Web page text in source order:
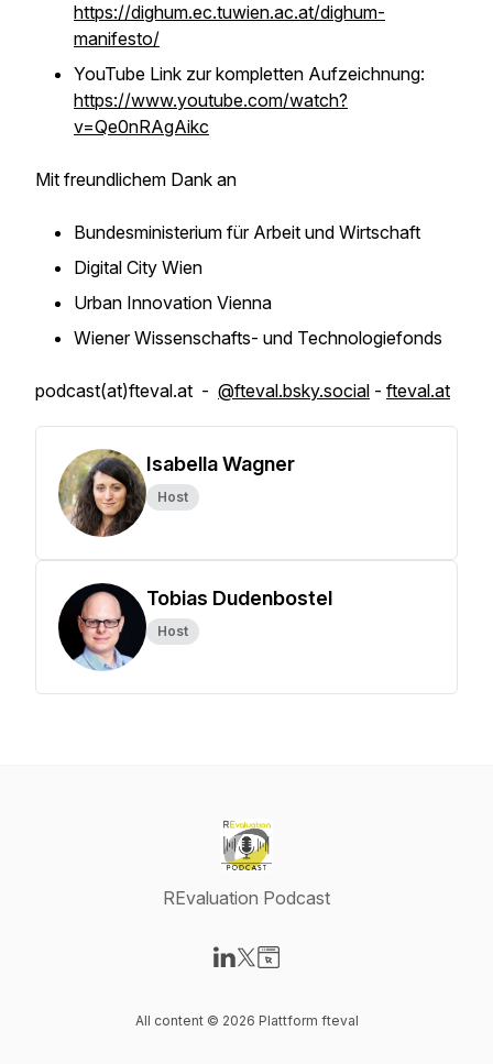
https://dighum.ec.tuwien.ac.at/dighum-
manifesto/
YouTube Link zur kompletten Aufzeichnung:
https://www.youtube.com/watch?
v=Qe0nRAgAikc
Mit freundlichem Dank an
Bundesministerium für Arbeit und Wirtschaft
Digital City Wien
Urban Innovation Vienna
Wiener Wissenschafts- und Technologiefonds
podcast(at)fteval.at - @fteval.bsky.social - fteval.at
Isabella Wagner
Host
Tobias Dudenbostel
Host
REvaluation Podcast
All content © 2026 Plattform fteval